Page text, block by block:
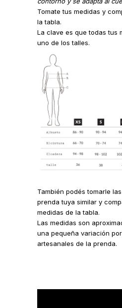
Tomate tus medidas y
la tabla.
La clave es que todas tus
uno de los talles.
También podés tomarle
prenda tuya similar y
medidas de la tabla.
Las medidas son
una pequeña variación
artesanales de la prenda.